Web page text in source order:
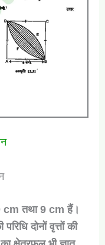
cm तथा 9 cm हैं।
दोनों वृत्तों की